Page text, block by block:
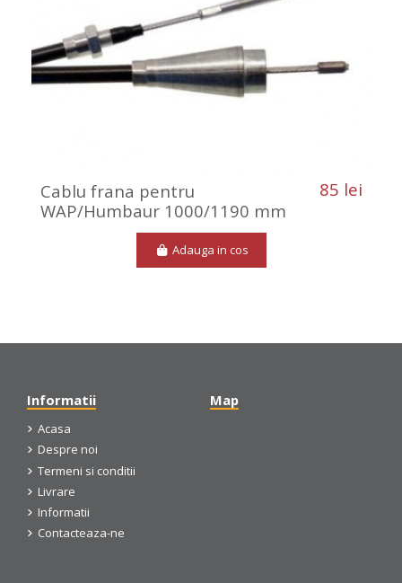
Cablu frana pentru
WAP/Humbaur 1000/1190 mm
85 lei
Adauga in cos
Informatii
Acasa
Despre noi
Termeni si conditii
Livrare
Informatii
Contacteaza-ne
Map